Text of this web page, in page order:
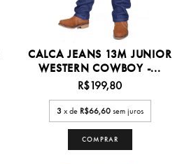
CALCA JEANS 13M JUNIOR
WESTERN COWBOY -...
R$199,80
3 x de R$66,60 sem juros
COMPRAR